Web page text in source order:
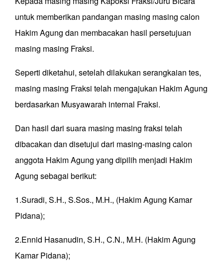
untuk memberikan pandangan masing masing calon
Hakim Agung dan membacakan hasil persetujuan
masing masing Fraksi.
Seperti diketahui, setelah dilakukan serangkaian tes,
masing masing Fraksi telah mengajukan Hakim Agung
berdasarkan Musyawarah internal Fraksi.
Dan hasil dari suara masing masing fraksi telah
dibacakan dan disetujui dari masing-masing calon
anggota Hakim Agung yang dipilih menjadi Hakim
Agung sebagai berikut:
1.Suradi, S.H., S.Sos., M.H., (Hakim Agung Kamar
Pidana);
2.Ennid Hasanudin, S.H., C.N., M.H. (Hakim Agung
Kamar Pidana);